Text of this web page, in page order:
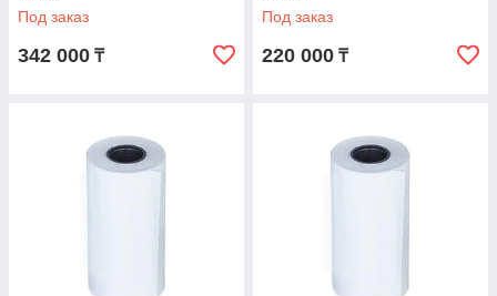
Под заказ
342 000 ₸
Под заказ
220 000 ₸